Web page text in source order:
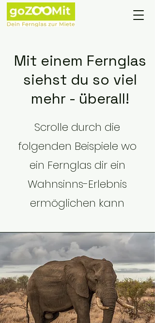
Mit einem Fernglas
siehst du so viel
mehr - überall!
Scrolle durch die
folgenden Beispiele wo
ein Fernglas dir ein
Wahnsinns-Erlebnis
ermöglichen kann